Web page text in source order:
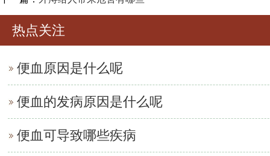
热点关注
便血原因是什么呢
便血的发病原因是什么呢
便血可导致哪些疾病